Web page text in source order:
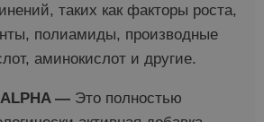
таких как факторы роста,
полиамиды, производные
аминокислот и другие.
ALPHA — Это полностью